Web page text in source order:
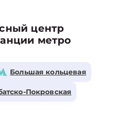
центр
метро
Большая кольцевая
Покровская